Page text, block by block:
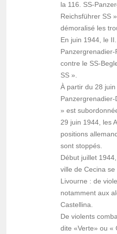
la 116. SS-
Reichsführer SS
démoralisé les
En juin 1944, le
contre le SS-
SS ».
À partir du 28
» est
29 juin 1944, les
positions
sont stoppés.
Début juillet
ville de Cecina
Livourne : de
notamment aux
Castellina.
De violents
dite «Verte» ou «